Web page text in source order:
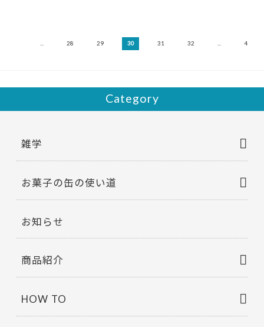
... 28 29 30 31 32 ... 40
Category
雑学
お菓子の缶の使い道
お知らせ
商品紹介
HOW TO